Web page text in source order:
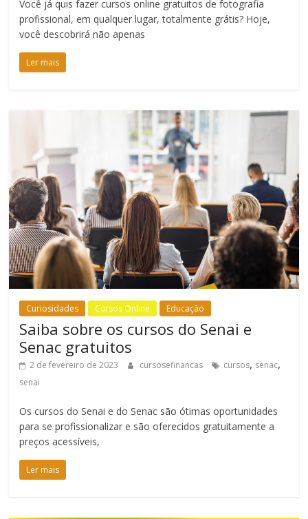
Você já quis fazer cursos online gratuitos de fotografia
profissional, em qualquer lugar, totalmente grátis? Hoje,
você descobrirá não apenas
Ler mais
Curiosidades Cursos Online Educação
Saiba sobre os cursos do Senai e
Senac gratuitos
2 de fevereiro de 2023 cursosefinancas cursos, senac,
senai
Os cursos do Senai e do Senac são ótimas oportunidades
para se profissionalizar e são oferecidos gratuitamente a
preços acessíveis,
Ler mais